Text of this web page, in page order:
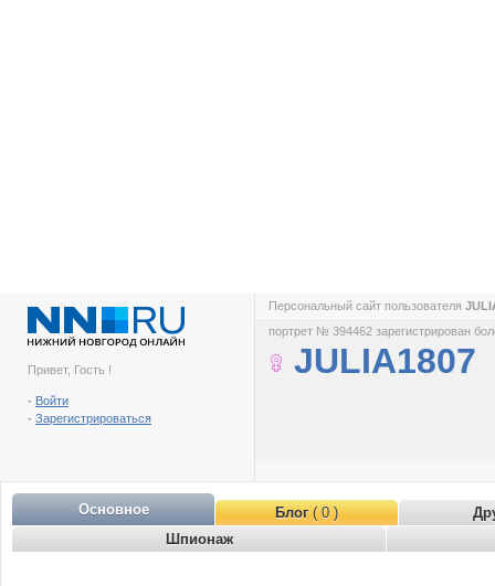
Привет, Гость !
- Войти
- Зарегистрироваться
Персональный сайт пользователя
портрет № 394462 зарегистрирован
JULIA1807
Основное Блог( 0 )
Шпионаж